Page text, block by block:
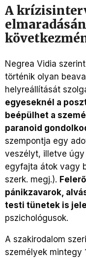
A
Negrea Vidia
történik olyan
helyreállítását
egyeseknél a
beépülhet a
paranoid
szempontja egy
veszélyt, illetve
egyfajta átok vagy
szerk. megj.).
pánikzavarok,
testi tünetek is
pszichológusok.
A szakirodalom
személyek mintegy